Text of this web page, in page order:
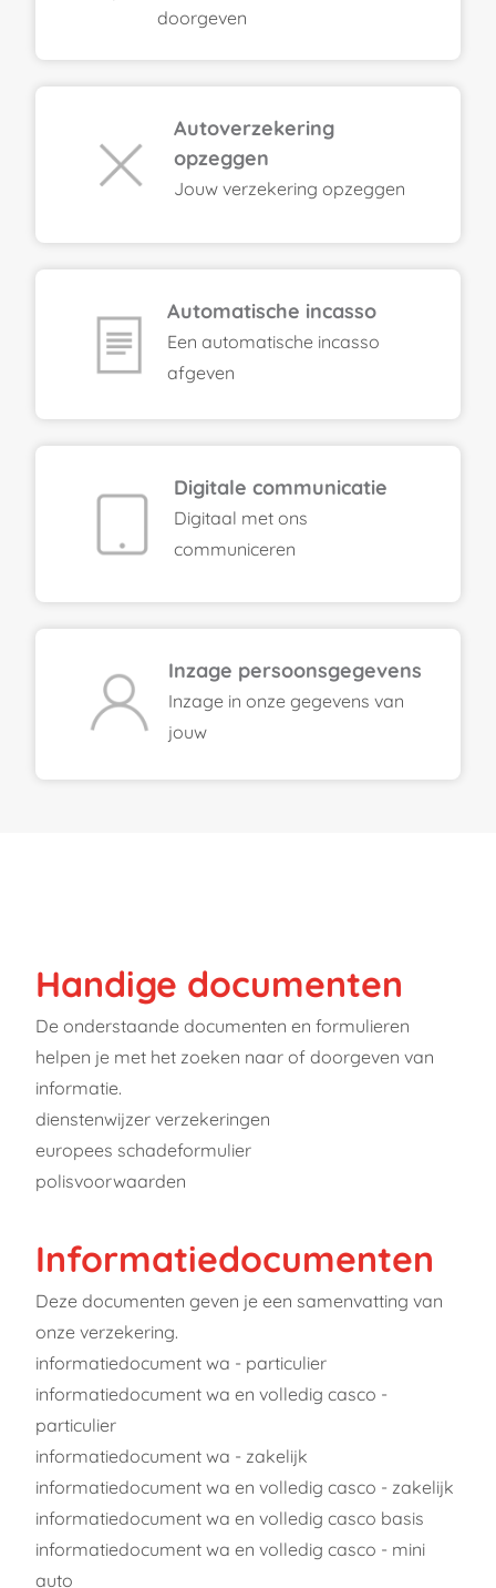
doorgeven
Autoverzekering
opzeggen
Jouw verzekering opzeggen
Automatische incasso
Een automatische incasso
afgeven
Digitale communicatie
Digitaal met ons
communiceren
Inzage persoonsgegevens
Inzage in onze gegevens van
jouw
Handige documenten
De onderstaande documenten en formulieren
helpen je met het zoeken naar of doorgeven van
informatie.
dienstenwijzer verzekeringen
europees schadeformulier
polisvoorwaarden
Informatiedocumenten
Deze documenten geven je een samenvatting van
onze verzekering.
informatiedocument wa - particulier
informatiedocument wa en volledig casco -
particulier
informatiedocument wa - zakelijk
informatiedocument wa en volledig casco - zakelijk
informatiedocument wa en volledig casco basis
informatiedocument wa en volledig casco - mini
auto